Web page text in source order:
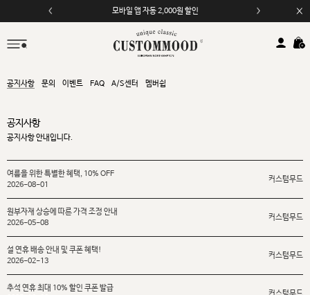
모바일 앱 자동 2,000원 할인
공지사항 문의 이벤트 FAQ A/S센터 멤버쉽
공지사항
공지사항 안내입니다.
커스텀무드
여름을 위한 특별한 혜택, 10% OFF
2026-08-01
커스텀무드
원부자재 상승에 따른 가격 조정 안내
2026-05-08
커스텀무드
설 연휴 배송 안내 및 쿠폰 혜택!
2026-02-13
추석 연휴 최대 10% 할인 쿠폰 발급